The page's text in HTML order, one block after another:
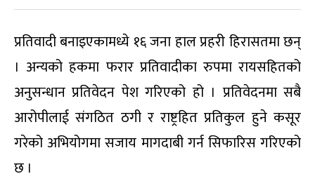
प्रतिवादी बनाइएकामध्ये १६ जना हाल प्रहरी हिरासतमा छन्
। अन्यको हकमा फरार प्रतिवादीका रुपमा रायसहितको
अनुसन्धान प्रतिवेदन पेश गरिएको हो । प्रतिवेदनमा सबै
आरोपीलाई संगठित ठगी र राष्ट्रहित प्रतिकुल हुने कसूर
गरेको अभियोगमा सजाय मागदाबी गर्न सिफारिस गरिएको
छ ।